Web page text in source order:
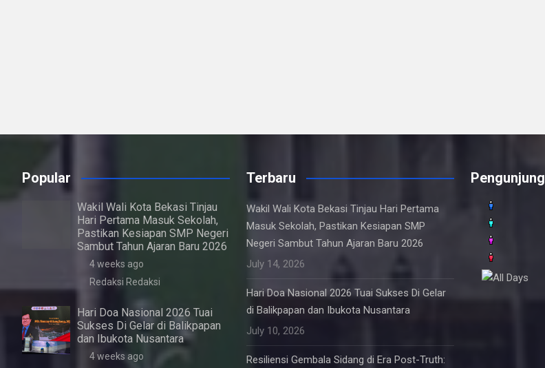
Popular
Wakil Wali Kota Bekasi Tinjau
Hari Pertama Masuk Sekolah,
Pastikan Kesiapan SMP Negeri
Sambut Tahun Ajaran Baru 2026
4 weeks ago
Redaksi Redaksi
Hari Doa Nasional 2026 Tuai
Sukses Di Gelar di Balikpapan
dan Ibukota Nusantara
4 weeks ago
Terbaru
Wakil Wali Kota Bekasi Tinjau Hari Pertama
Masuk Sekolah, Pastikan Kesiapan SMP
Negeri Sambut Tahun Ajaran Baru 2026
July 14, 2026
Hari Doa Nasional 2026 Tuai Sukses Di Gelar
di Balikpapan dan Ibukota Nusantara
July 10, 2026
Resiliensi Gembala Sidang di Era Post-Truth:
Pengunjung